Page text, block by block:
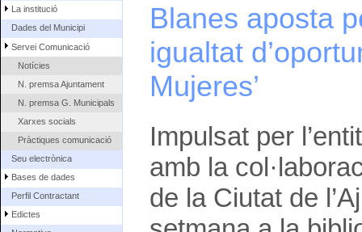
La institució
Dades del Municipi
Servei Comunicació
Notícies
N. premsa Ajuntament
N. premsa G. Municipals
Xarxes socials
Pràctiques comunicació
Seu electrònica
Bases de dades
Perfil Contractant
Edictes
Blanes aposta
igualtat
Mujeres’
Impulsat per
amb la
de la Ciutat de